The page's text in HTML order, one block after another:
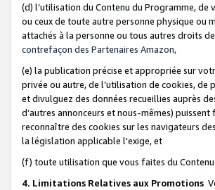
(d) l’utilisation du Contenu du Programme, de
ou ceux de toute autre personne physique ou
attachés à la personne ou tous autres droits
contrefaçon des Partenaires Amazon,
(e) la publication précise et appropriée sur
privée ou autre, de l’utilisation de cookies,
et divulguez des données recueillies auprès
d’autres annonceurs et nous-mêmes)
reconnaître des cookies sur les navigateurs
la législation applicable l'exige, et
(f) toute utilisation que vous faites du
4. Limitations Relatives aux Promotions